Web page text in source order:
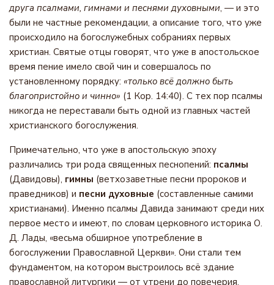
друга псалмами, гимнами и песнями духовными, — и это
были не частные рекомендации, а описание того, что уже
происходило на богослужебных собраниях первых
христиан. Святые отцы говорят, что уже в апостольское
время пение имело свой чин и совершалось по
установленному порядку: «только всё должно быть
благопристойно и чинно» (1 Кор. 14:40). С тех пор псалмы
никогда не переставали быть одной из главных частей
христианского богослужения.
Примечательно, что уже в апостольскую эпоху
различались три рода священных песнопений: псалмы
(Давидовы), гимны (ветхозаветные песни пророков и
праведников) и песни духовные (составленные самими
христианами). Именно псалмы Давида занимают среди них
первое место и имеют, по словам церковного историка О.
Д. Лады, «весьма обширное употребление в
богослужении Православной Церкви». Они стали тем
фундаментом, на котором выстроилось всё здание
православной литургики — от утрени до повечерия.